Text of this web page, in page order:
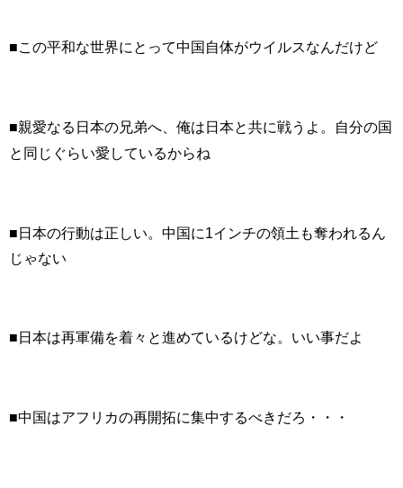
■この平和な世界にとって中国自体がウイルスなんだけど
■親愛なる日本の兄弟へ、俺は日本と共に戦うよ。自分の国
と同じぐらい愛しているからね
■日本の行動は正しい。中国に1インチの領土も奪われるん
じゃない
■ 日本は再軍備を着々と進めているけどな。いい事だよ
■中国はアフリカの再開拓に集中するべきだろ・・・